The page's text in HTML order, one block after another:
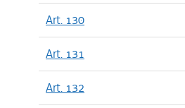
Art. 130
Art. 131
Art. 132